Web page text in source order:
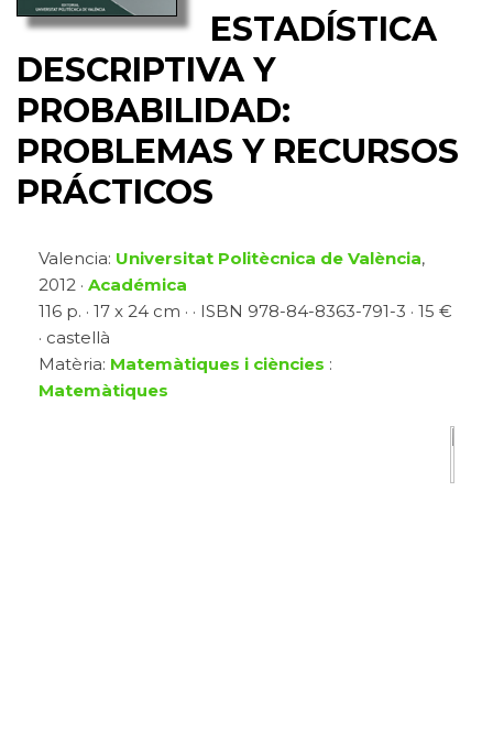
ESTADÍSTICA
DESCRIPTIVA Y
PROBABILIDAD:
PROBLEMAS Y RECURSOS
PRÁCTICOS
Valencia: Universitat Politècnica de València,
2012 · Académica
116 p. · 17 x 24 cm · · ISBN 978-84-8363-791-3 · 15 €
· castellà
Matèria: Matemàtiques i ciències :
Matemàtiques